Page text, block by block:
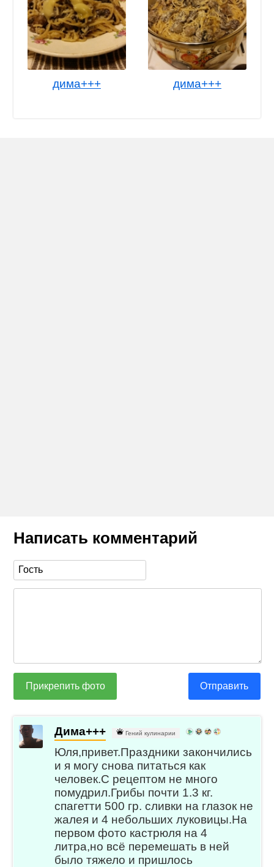
дима+++ дима+++
Написать комментарий
Прикрепить фото Отправить
Дима+++ Гений кулинарии
Юля,привет.Праздники закончились
и я могу снова питаться как
человек.С рецептом не много
помудрил.Грибы почти 1.3 кг.
спагетти 500 гр. сливки на глазок не
жалея и 4 небольших луковицы.На
первом фото кастрюля на 4
литра,но всё перемешать в ней
было тяжело и пришлось